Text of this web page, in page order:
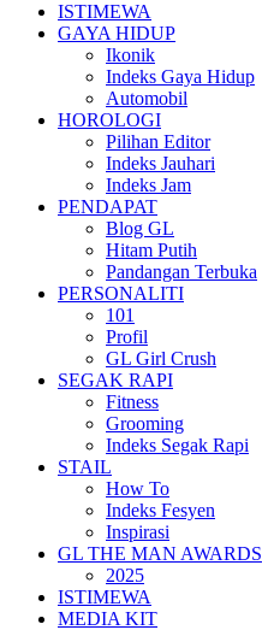
ISTIMEWA
GAYA HIDUP
Ikonik
Indeks Gaya Hidup
Automobil
HOROLOGI
Pilihan Editor
Indeks Jauhari
Indeks Jam
PENDAPAT
Blog GL
Hitam Putih
Pandangan Terbuka
PERSONALITI
101
Profil
GL Girl Crush
SEGAK RAPI
Fitness
Grooming
Indeks Segak Rapi
STAIL
How To
Indeks Fesyen
Inspirasi
GL THE MAN AWARDS
2025
ISTIMEWA
MEDIA KIT